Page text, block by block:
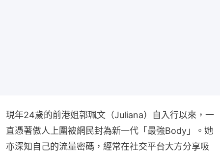
現年24歲的前港姐郭珮文（Juliana）自入行以來，一
直憑著傲人上圍被網民封為新一代「最強Body」。她
亦深知自己的流量密碼，經常在社交平台大方分享吸